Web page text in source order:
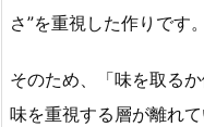
さ”を重視した作りです。
そのため、「味を取る
味を重視する層が離れ